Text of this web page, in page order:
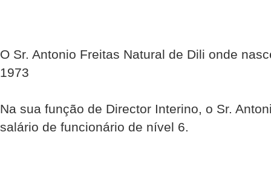
O Sr. Antonio Freitas Natural de Dili onde
1973
Na sua função de Director Interino, o Sr.
salário de funcionário de nível 6.